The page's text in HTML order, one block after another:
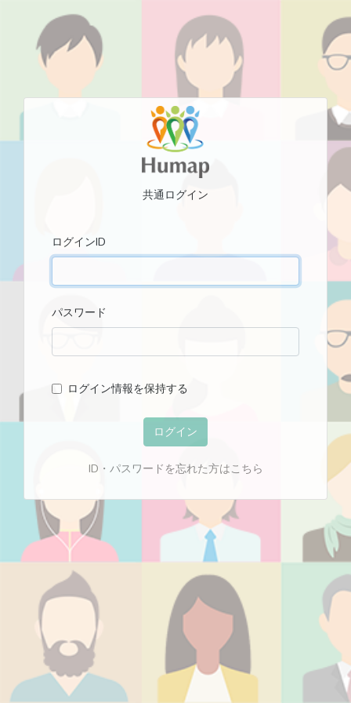
共通ログイン
ログインID
パスワード
ログイン情報を保持する
ログイン
ID・パスワードを忘れた方はこちら